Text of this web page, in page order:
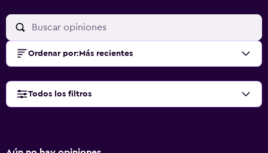
Ordenar por: Más recientes
Todos los filtros